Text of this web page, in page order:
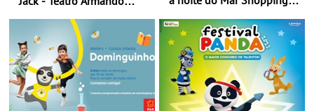
29 de abril, às 21h00